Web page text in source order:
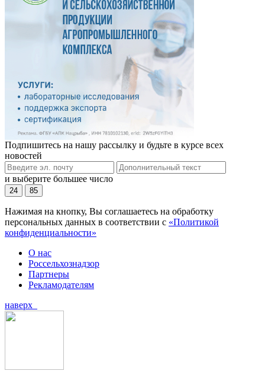
Подпишитесь на нашу рассылку и будьте в курсе всех
новостей
и выберите большее число
24 85
Нажимая на кнопку, Вы соглашаетесь на обработку
персональных данных в соответствии с «Политикой
конфиденциальности»
О нас
Россельхознадзор
Партнеры
Рекламодателям
наверх